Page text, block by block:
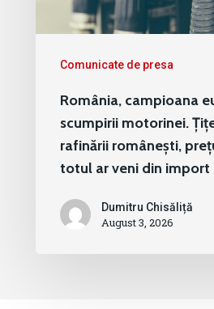
Comunicate de presa
România, campioana
scumpirii motorinei.
rafinării românești,
totul ar veni din import
Dumitru Chisăliță
August 3, 2026